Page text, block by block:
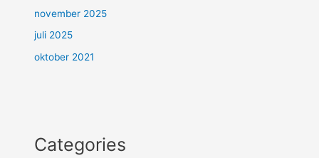
november 2025
juli 2025
oktober 2021
Categories